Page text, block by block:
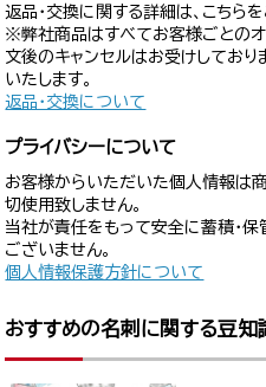
返品・交換に関する詳細は、こちら
※弊社商品はすべてお客様ごとのオ
文後のキャンセルはお受けしてお
いたします。
返品・交換について
プライバシーについて
お客様からいただいた個人情報は
切使用致しません。
当社が責任をもって安全に蓄積・保
ございません。
個人情報保護方針について
おすすめの名刺に関する豆知